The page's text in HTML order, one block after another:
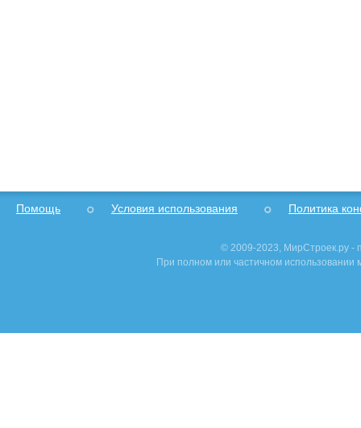
Помощь Условия использования Политика
© 2009-2023, МирСтроек.ру -
При полном или частичном использовании